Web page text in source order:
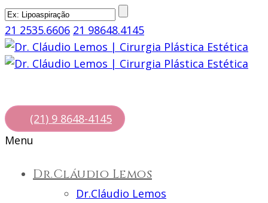
21 2535.6606 21 98648.4145
(21) 9 8648-4145
Menu
Dr.Cláudio Lemos
Dr.Cláudio Lemos